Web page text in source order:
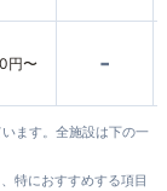
円〜 -
ます。全施設は下の一
特におすすめする項目